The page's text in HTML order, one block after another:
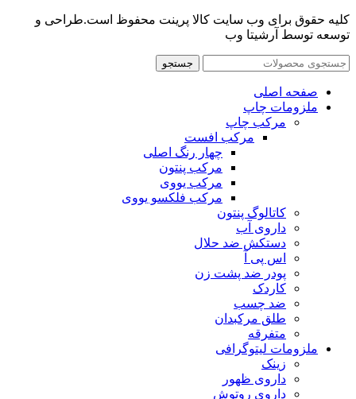
کلیه حقوق برای وب سایت کالا پرینت محفوظ است.طراحی و
توسعه توسط آرشیتا وب
جستجو
صفحه اصلی
ملزومات چاپ
مرکب چاپ
مرکب افست
چهار رنگ اصلی
مرکب پنتون
مرکب یووی
مرکب فلکسو یووی
کاتالوگ پنتون
داروی آب
دستکش ضد حلال
اس پی آ
پودر ضد پشت زن
کاردک
ضد چسب
طلق مرکبدان
متفرقه
ملزومات لیتوگرافی
زینک
داروی ظهور
داروی روتوش